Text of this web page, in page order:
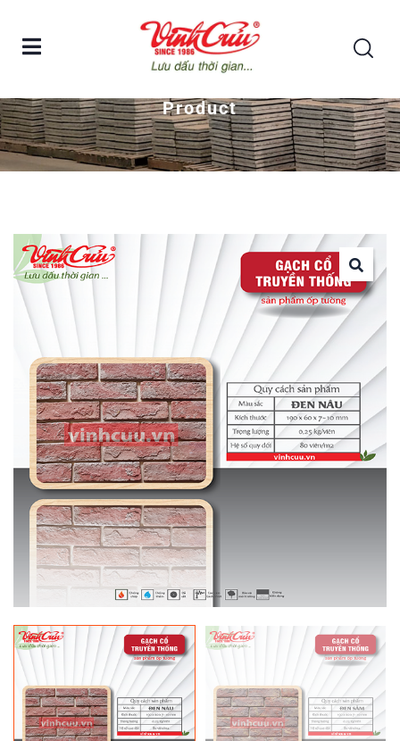
Gạch cổ truyền thống – Ốp tường
Product